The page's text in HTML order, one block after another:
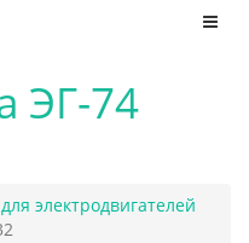
ЭГ-74
электродвигателей